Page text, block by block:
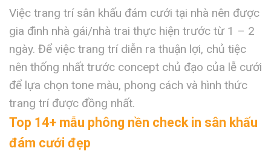
Việc trang trí sân khấu đám cưới tại nhà nên được
gia đình nhà gái/nhà trai thực hiện trước từ 1 – 2
ngày. Để việc trang trí diễn ra thuận lợi, chủ tiệc
nên thống nhất trước concept chủ đạo của lễ cưới
để lựa chọn tone màu, phong cách và hình thức
trang trí được đồng nhất.
Top 14+ mẫu phông nền check in sân khấu
đám cưới đẹp